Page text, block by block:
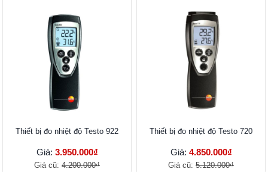
Thiết bị đo nhiệt độ Testo 922
Giá: 3.950.000₫
Giá cũ: 4.200.000₫
Thiết bị đo nhiệt độ Testo 720
Giá: 4.850.000₫
Giá cũ: 5.120.000₫